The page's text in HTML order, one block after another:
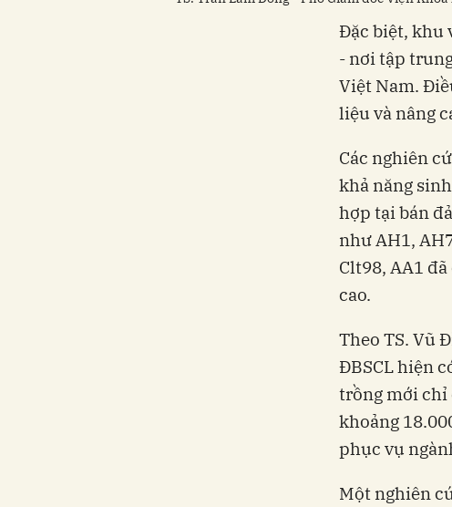
Đặc biệt, khu
- nơi tập
Việt Nam.
liệu và nâng
Các nghiên
khả năng
hợp tại bán
như AH1,
Clt98, AA1
cao.
Theo TS. Vũ
ĐBSCL hiện
trồng mới chỉ
khoảng
phục vụ
Một nghiên